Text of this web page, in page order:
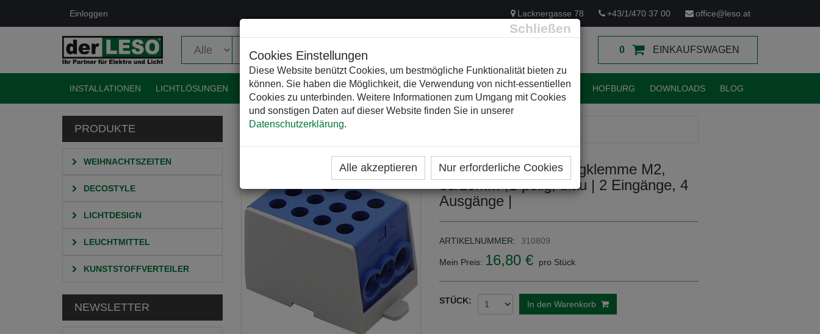
Schließen
Cookies Einstellungen
Diese Website benützt Cookies, um bestmögliche Funktionalität bieten zu
können. Sie haben die Möglichkeit, die Verwendung von nicht-essentiellen
Cookies zu unterbinden. Weitere Informationen zum Umgang mit Cookies
und sonstigen Daten auf dieser Website finden Sie in unserer
Datenschutzerklärung.
Alle akzeptieren Nur erforderliche Cookies
Einloggen Lacknergasse 78 +43/1/470 37 00 office@leso.at
0 EINKAUFSWAGEN
INSTALLATIONEN LICHTLÖSUNGEN EVENTELEKTRIK KUNSTSTOFFVERTEILER WEIHNACHTSBELEUCHTUNGEN HOFBURG DOWNLOADS BLOG
PRODUKTE
WEIHNACHTSZEITEN
DECOSTYLE
LICHTDESIGN
LEUCHTMITTEL
KUNSTSTOFFVERTEILER
NEWSLETTER
HOME KATEGORIEN
Hauptleitungs-Abzweigklemme M2,
35/25mm²,1-polig, blau | 2 Eingänge, 4
Ausgänge |
ARTIKELNUMMER: 310809
Mein Preis: 16,80 € pro Stück
STÜCK: In den Warenkorb